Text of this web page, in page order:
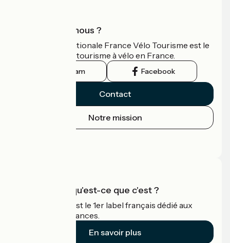
Qui sommes-nous ?
L'association nationale France Vélo Tourisme est le
guide officiel du tourisme à vélo en France.
Instagram Facebook
Contact
Notre mission
Accueil Vélo qu'est-ce que c'est ?
Accueil Vélo c'est le 1er label français dédié aux
cyclistes en vacances.
En savoir plus